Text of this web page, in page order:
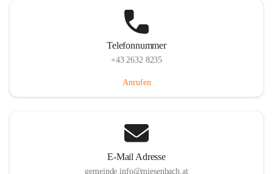
Telefonnummer
+43 2632 8235
Anrufen
E-Mail Adresse
gemeinde.info@miesenbach.at